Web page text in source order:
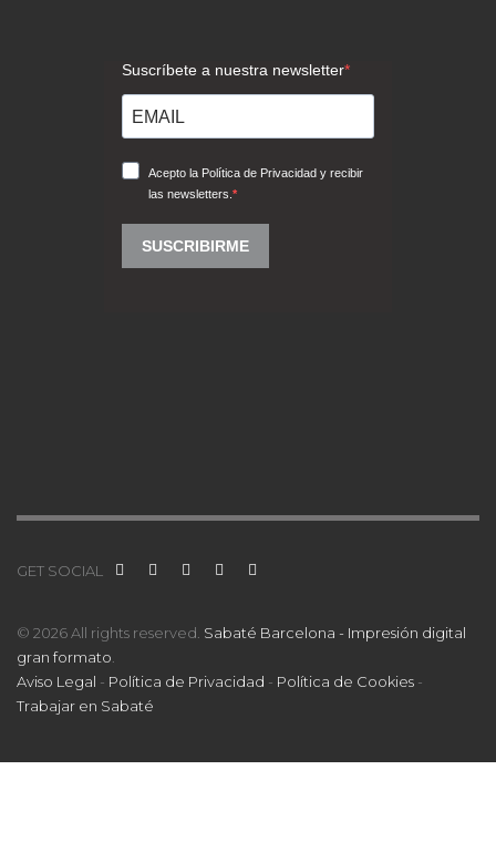
GET SOCIAL
© 2026 All rights reserved. Sabaté Barcelona - Impresión digital
gran formato.
Aviso Legal - Política de Privacidad - Política de Cookies -
Trabajar en Sabaté